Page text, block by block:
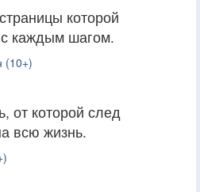
которой
каждым шагом.
(10+)
от которой след
всю жизнь.